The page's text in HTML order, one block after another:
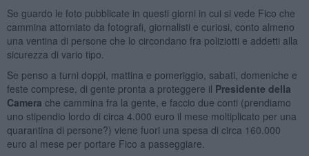
Se guardo le foto pubblicate in questi giorni in cui si vede Fico che
cammina attorniato da fotografi, giornalisti e curiosi, conto almeno
una ventina di persone che lo circondano fra poliziotti e addetti alla
sicurezza di vario tipo.
Se penso a turni doppi, mattina e pomeriggio, sabati, domeniche e
feste comprese, di gente pronta a proteggere il Presidente della
Camera che cammina fra la gente, e faccio due conti (prendiamo
uno stipendio lordo di circa 4.000 euro il mese moltiplicato per una
quarantina di persone?) viene fuori una spesa di circa 160.000
euro al mese per portare Fico a passeggiare.